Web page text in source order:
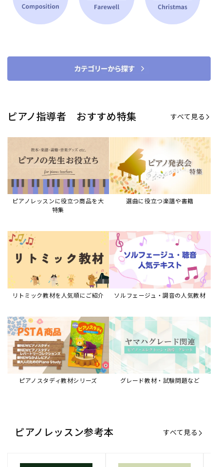
ピアノ指導者 おすすめ特集 すべて見る
ピアノレッスンに役立つ商品を大
特集
選曲に役立つ楽譜や書籍
リトミック教材を人気順にご紹介 ソルフェージュ・調音の人気教材
ピアノスタディ教材シリーズ グレード教材・試験問題など
ピアノレッスン参考本 すべて見る